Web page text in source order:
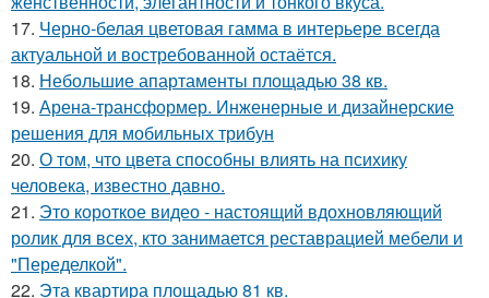
17. Черно-белая цветовая гамма в интерьере всегда
актуальной и востребованной остаётся.
18. Небольшие апартаменты площадью 38 кв.
19. Арена-трансформер. Инженерные и дизайнерские
решения для мобильных трибун
20. О том, что цвета способны влиять на психику
человека, известно давно.
21. Это короткое видео - настоящий вдохновляющий
ролик для всех, кто занимается реставрацией мебели и
"Переделкой".
22. Эта квартира площадью 81 кв.